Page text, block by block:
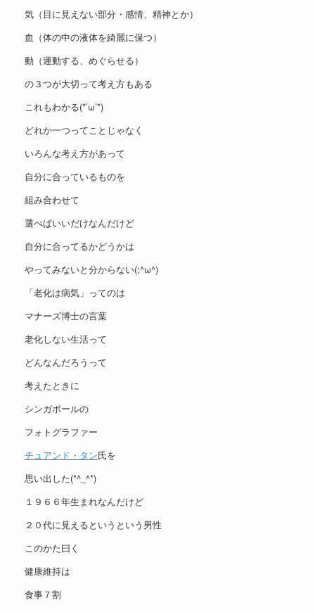
気（目に見えない部分・感情、精神とか）
血（体の中の液体を綺麗に保つ）
動（運動する、めぐらせる）
の３つが大切って考え方もある
これもわかる(*’ω’*)
どれか一つってことじゃなく
いろんな考え方があって
自分に合っているものを
組み合わせて
選べばいいだけなんだけど
自分に合ってるかどうかは
やってみないと分からない(;^ω^)
「老化は病気」ってのは
マナーズ博士の言葉
老化しない生活って
どんなんだろうって
考えたときに
シンガポールの
フォトグラファー
チュアンド・タン氏を
思い出した(*^_^*)
１９６６年生まれなんだけど
２０代に見えるというという男性
このかた曰く
健康維持は
食事７割